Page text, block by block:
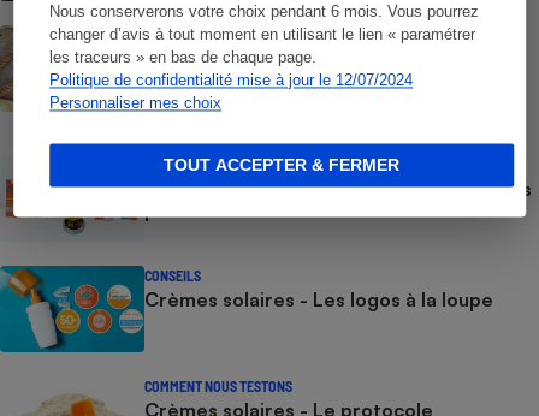
Nous conserverons votre choix pendant 6 mois. Vous pourrez
changer d’avis à tout moment en utilisant le lien « paramétrer
les traceurs » en bas de chaque page.
Politique de confidentialité mise à jour le 12/07/2024
Personnaliser mes choix
TOUT ACCEPTER & FERMER
ACTION QUE CHOISIR ENSEMBLE
Test des crèmes solaires vendues sur
Temu, Shein et AliExpress - 9 sur 10
dangereuses pour la santé des
consommateurs
ACTUALITÉ
Crèmes solaires - Le bilan désastreux des
CONSEILS
Crèmes solaires - Les logos à la loupe
COMMENT NOUS TESTONS
Crèmes solaires - Le protocole